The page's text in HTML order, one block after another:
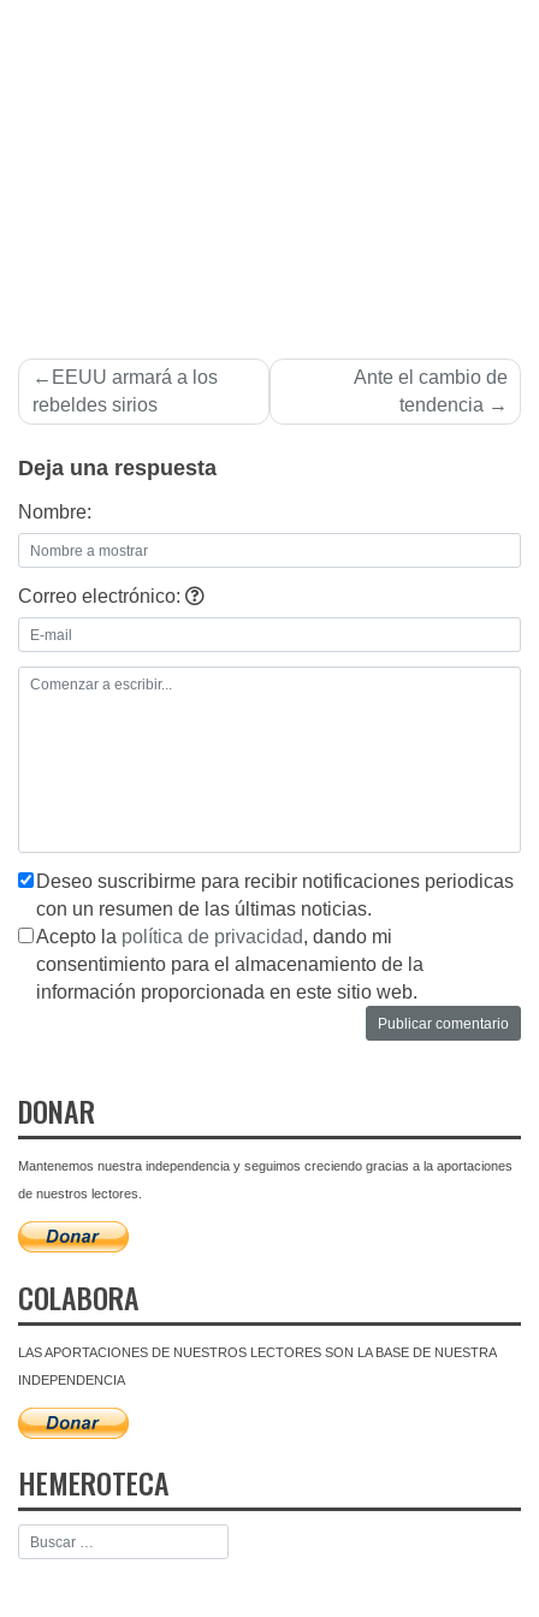
Navegación
de
EEUU armará a los
rebeldes sirios
Ante el cambio de
tendencia
Deja una respuesta
Nombre:
Correo electrónico:
Deseo suscribirme para recibir notificaciones periodicas
con un resumen de las últimas noticias.
Acepto la política de privacidad, dando mi
consentimiento para el almacenamiento de la
información proporcionada en este sitio web.
DONAR
Mantenemos nuestra independencia y seguimos creciendo gracias a la aportaciones
de nuestros lectores.
COLABORA
LAS APORTACIONES DE NUESTROS LECTORES SON LA BASE DE NUESTRA
INDEPENDENCIA
HEMEROTECA